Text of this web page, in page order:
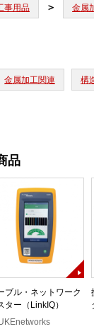
事用品 金属
金属加工関連 構
品
ブル・ネットワーク
ター（LinkIQ）